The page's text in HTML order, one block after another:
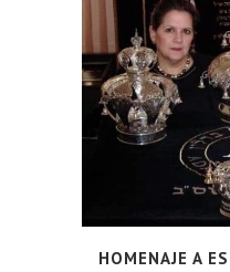
HOMENAJE A